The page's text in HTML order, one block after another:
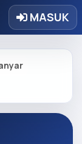
MASUK